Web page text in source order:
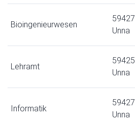
Bioingenieurwesen
59427
Unna
Lehramt
59425
Unna
Informatik
59427
Unna